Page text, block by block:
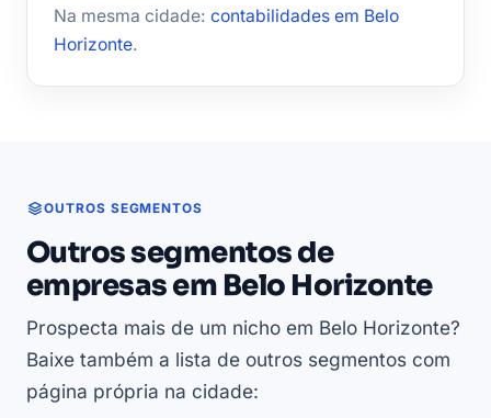
Na mesma cidade: contabilidades em Belo
Horizonte.
OUTROS SEGMENTOS
Outros segmentos de
empresas em Belo Horizonte
Prospecta mais de um nicho em Belo Horizonte?
Baixe também a lista de outros segmentos com
página própria na cidade: